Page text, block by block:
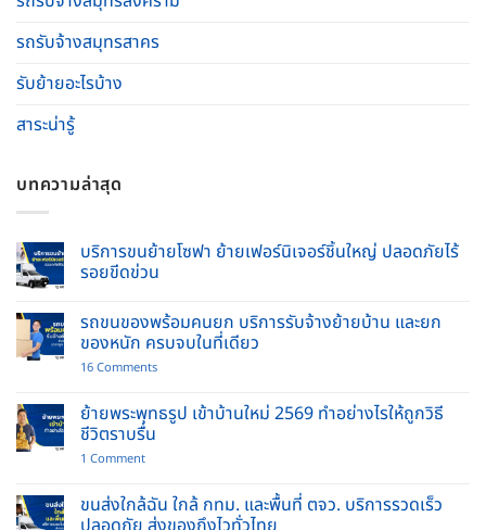
รถรับจ้างสมุทรสาคร
รับย้ายอะไรบ้าง
สาระน่ารู้
บทความล่าสุด
บริการขนย้ายโซฟา ย้ายเฟอร์นิเจอร์ชิ้นใหญ่ ปลอดภัยไร้
รอยขีดข่วน
on
บริการ
ขน
ย้าย
เฟอร์นิเจอร์
ชิ้น
ใหญ่
ปลอดภัย
ไร้
ข่วน
รถขนของพร้อมคนยก บริการรับจ้างย้ายบ้าน และยก
ของหนัก ครบจบในที่เดียว
16 Commentson
ของ
พร้อม
บ้าน
และ
ยก
ย้ายพระพุทธรูป เข้าบ้านใหม่ 2569 ทำอย่างไรให้ถูกวิธี
ชีวิตราบรื่น
1 Commenton
รูป
เข้า
ขนส่งใกล้ฉัน ใกล้ กทม. และพื้นที่ ตจว. บริการรวดเร็ว